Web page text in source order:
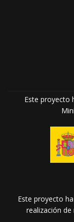
Este proyecto
Este proyecto
realización